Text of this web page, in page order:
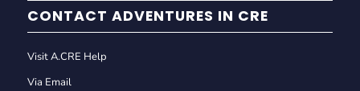
CONTACT ADVENTURES IN CRE
Visit A.CRE Help
Via Email